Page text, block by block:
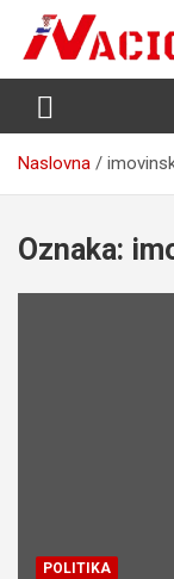
content
Nacija želi znati više
Naslovna
Oznaka:
POLITIKA